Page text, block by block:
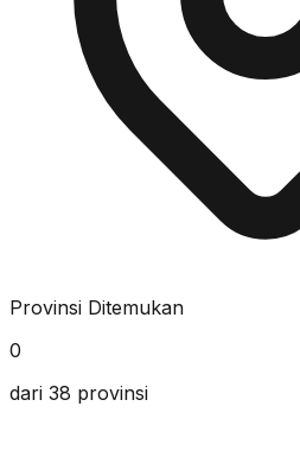
Provinsi Ditemukan
0
dari 38 provinsi